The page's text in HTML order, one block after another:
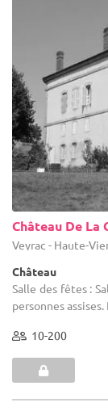
Château De La
Veyrac - Haute-
Château
Salle des fêtes :
personnes
10-200